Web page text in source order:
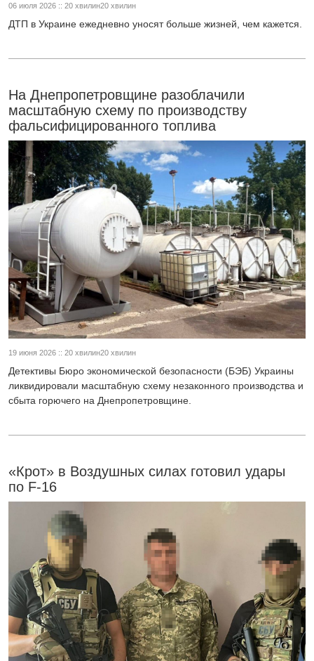
06 июля 2026 :: 20 хвилин20 хвилин
ДТП в Украине ежедневно уносят больше жизней, чем кажется.
На Днепропетровщине разоблачили
масштабную схему по производству
фальсифицированного топлива
19 июня 2026 :: 20 хвилин20 хвилин
Детективы Бюро экономической безопасности (БЭБ) Украины
ликвидировали масштабную схему незаконного производства и
сбыта горючего на Днепропетровщине.
«Крот» в Воздушных силах готовил удары
по F-16